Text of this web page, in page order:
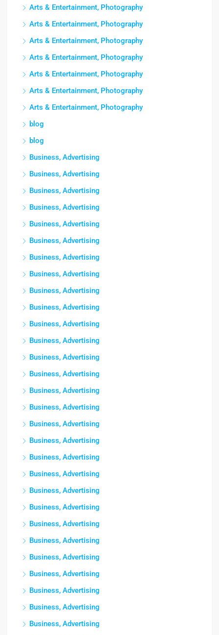
Arts & Entertainment, Photography
Arts & Entertainment, Photography
Arts & Entertainment, Photography
Arts & Entertainment, Photography
Arts & Entertainment, Photography
Arts & Entertainment, Photography
Arts & Entertainment, Photography
blog
blog
Business, Advertising
Business, Advertising
Business, Advertising
Business, Advertising
Business, Advertising
Business, Advertising
Business, Advertising
Business, Advertising
Business, Advertising
Business, Advertising
Business, Advertising
Business, Advertising
Business, Advertising
Business, Advertising
Business, Advertising
Business, Advertising
Business, Advertising
Business, Advertising
Business, Advertising
Business, Advertising
Business, Advertising
Business, Advertising
Business, Advertising
Business, Advertising
Business, Advertising
Business, Advertising
Business, Advertising
Business, Advertising
Business, Advertising